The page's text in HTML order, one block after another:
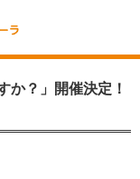
か？」開催決定！